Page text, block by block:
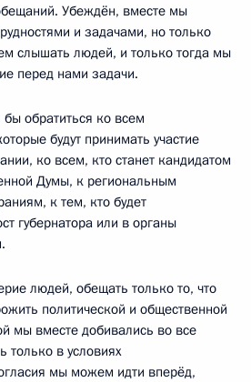
Убеждён, вместе мы
и задачами, но только
слышать людей, и только тогда мы
перед нами задачи.
обратиться ко всем
будут принимать участие
ко всем, кто станет кандидатом
Думы, к региональным
к тем, кто будет
губернатора или в органы
людей, обещать только то, что
политической и общественной
мы вместе добивались во все
только в условиях
мы можем идти вперёд,